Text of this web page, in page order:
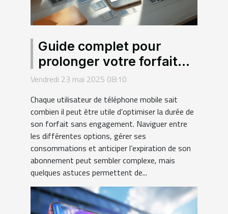
Guide complet pour
prolonger votre forfait
mobile sans engagement
Vendredi 23 mai 2025 08:10
Chaque utilisateur de téléphone mobile sait
combien il peut être utile d’optimiser la durée de
son forfait sans engagement. Naviguer entre
les différentes options, gérer ses
consommations et anticiper l’expiration de son
abonnement peut sembler complexe, mais
quelques astuces permettent de...